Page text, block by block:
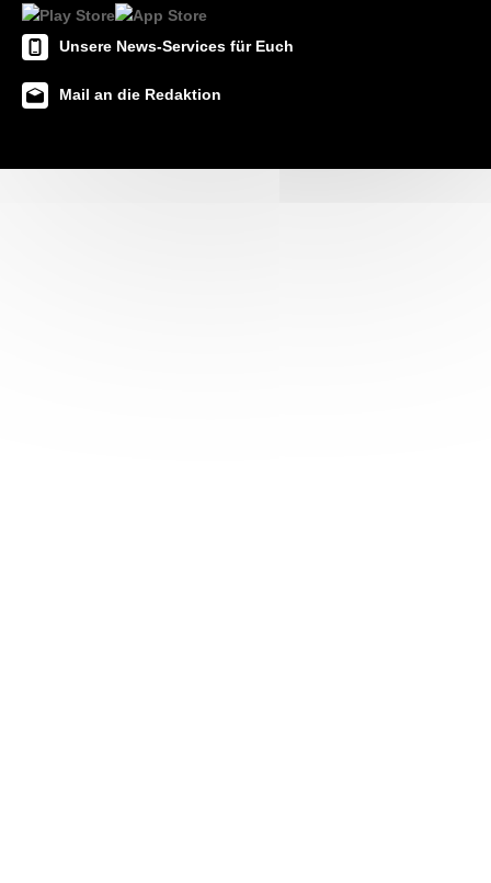
Unsere News-Services für Euch
Mail an die Redaktion